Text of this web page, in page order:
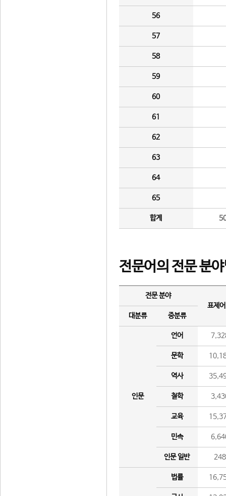
56
57
58
59
60
61
62
63
64
65
합계
전문어의 전문 분
전문 분야
표제
대분류
중분류
인문
언어
문학
역사
철학
교육
민속
인문 일반 248
법률